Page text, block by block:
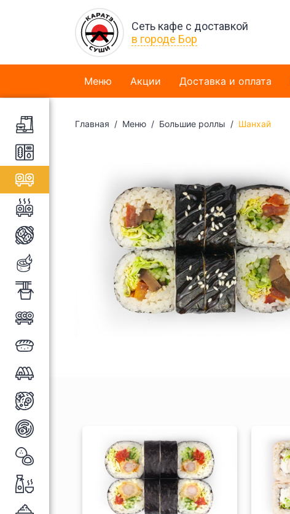
Сеть кафе с доставкой
в городе Бор
Меню Акции Доставка и оплата
Главная Меню Большие роллы Шанхай